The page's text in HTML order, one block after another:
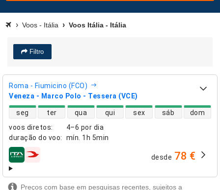
Voos - Itália Voos Itália - Itália
Filtro
Roma - Fiumicino (FCO)
Veneza - Marco Polo - Tessera (VCE)
voos diretos:
4–6 por dia
duração do voo: mín. 1h 5min
disponibilidade de voos diretos
seg ter qua qui sex sáb dom
companhias aéreas desde 78 €
Preços com base em pesquisas recentes, sujeitos a